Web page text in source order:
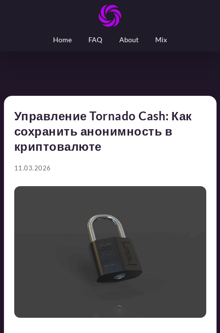
Home FAQ About Mix
Управление Tornado Cash: Как
сохранить анонимность в
криптовалюте
11.03.2026